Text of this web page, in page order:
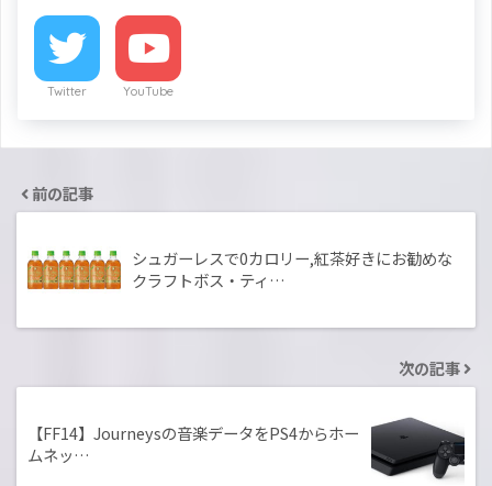
Twitter YouTube
前の記事
シュガーレスで0カロリー,紅茶好きにお勧めな
クラフトボス・ティ…
次の記事
【FF14】Journeysの音楽データをPS4からホー
ムネッ…